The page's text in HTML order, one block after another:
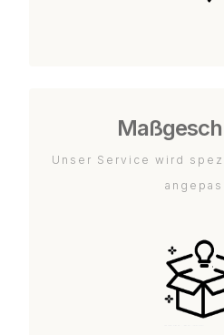
Unser Service wird